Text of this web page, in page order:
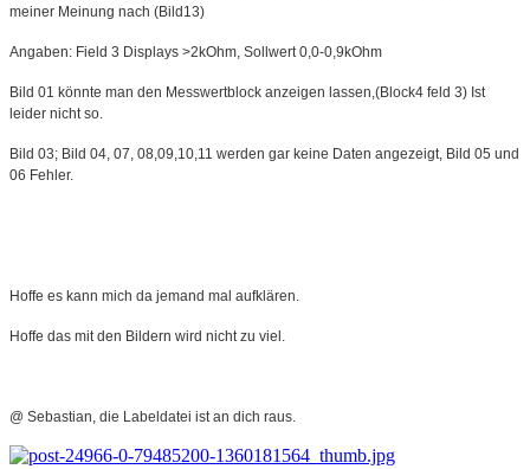
meiner Meinung nach (Bild13)
Angaben: Field 3 Displays >2kOhm, Sollwert 0,0-0,9kOhm
Bild 01 könnte man den Messwertblock anzeigen lassen,(Block4 feld 3) Ist
leider nicht so.
Bild 03; Bild 04, 07, 08,09,10,11 werden gar keine Daten angezeigt, Bild 05 und
06 Fehler.
Hoffe es kann mich da jemand mal aufklären.
Hoffe das mit den Bildern wird nicht zu viel.
@ Sebastian, die Labeldatei ist an dich raus.